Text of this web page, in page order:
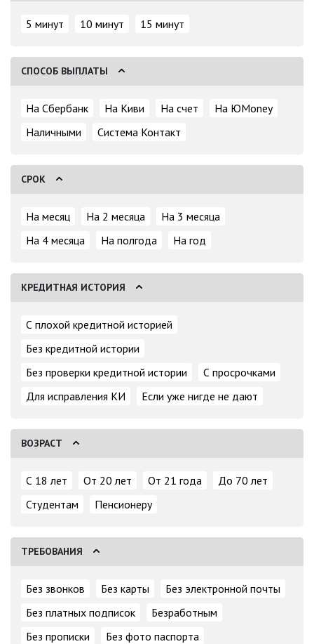
5 минут 10 минут 15 минут
СПОСОБ ВЫПЛАТЫ
На Сбербанк На Киви На счет
На ЮMoney
Наличными
Система Контакт
СРОК
На месяц На 2 месяца
На 3 месяца
На 4 месяца
На полгода На год
КРЕДИТНАЯ ИСТОРИЯ
С плохой кредитной историей
Без кредитной истории
Без проверки кредитной истории
С просрочками
Для исправления КИ
Если уже нигде не дают
ВОЗРАСТ
С 18 лет От 20 лет От 21 года
До 70 лет
Студентам
Пенсионеру
ТРЕБОВАНИЯ
Без звонков Без карты
Без электронной почты
Без платных подписок
Безработным
Без прописки
Без фото паспорта